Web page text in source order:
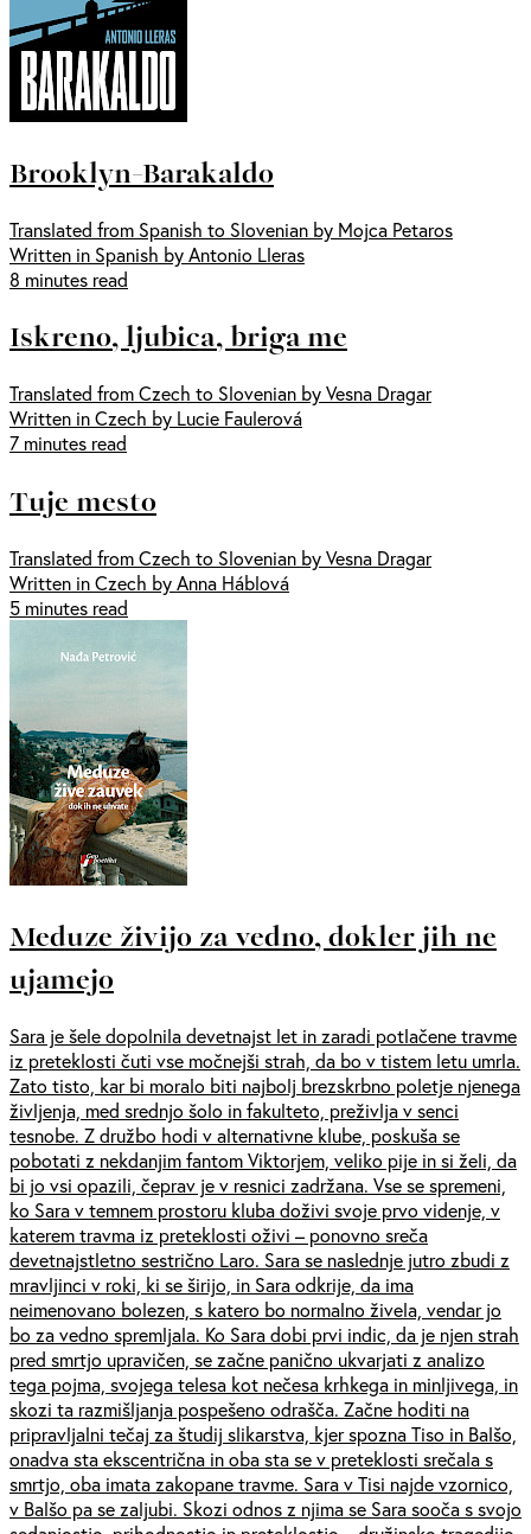
Brooklyn-Barakaldo
Translated from Spanish to Slovenian by Mojca Petaros
Written in Spanish by Antonio Lleras
8 minutes read
Iskreno, ljubica, briga me
Translated from Czech to Slovenian by Vesna Dragar
Written in Czech by Lucie Faulerová
7 minutes read
Tuje mesto
Translated from Czech to Slovenian by Vesna Dragar
Written in Czech by Anna Háblová
5 minutes read
Meduze živijo za vedno, dokler jih ne
ujamejo
Sara je šele dopolnila devetnajst let in zaradi potlačene travme
iz preteklosti čuti vse močnejši strah, da bo v tistem letu umrla.
Zato tisto, kar bi moralo biti najbolj brezskrbno poletje njenega
življenja, med srednjo šolo in fakulteto, preživlja v senci
tesnobe. Z družbo hodi v alternativne klube, poskuša se
pobotati z nekdanjim fantom Viktorjem, veliko pije in si želi, da
bi jo vsi opazili, čeprav je v resnici zadržana. Vse se spremeni,
ko Sara v temnem prostoru kluba doživi svoje prvo videnje, v
katerem travma iz preteklosti oživi – ponovno sreča
devetnajstletno sestrično Laro. Sara se naslednje jutro zbudi z
mravljinci v roki, ki se širijo, in Sara odkrije, da ima
neimenovano bolezen, s katero bo normalno živela, vendar jo
bo za vedno spremljala. Ko Sara dobi prvi indic, da je njen strah
pred smrtjo upravičen, se začne panično ukvarjati z analizo
tega pojma, svojega telesa kot nečesa krhkega in minljivega, in
skozi ta razmišljanja pospešeno odrašča. Začne hoditi na
pripravljalni tečaj za študij slikarstva, kjer spozna Tiso in Balšo,
onadva sta ekscentrična in oba sta se v preteklosti srečala s
smrtjo, oba imata zakopane travme. Sara v Tisi najde vzornico,
v Balšo pa se zaljubi. Skozi odnos z njima se Sara sooča s svojo